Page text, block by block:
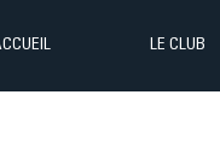
LE CLUB